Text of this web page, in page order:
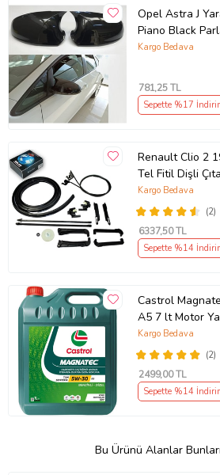
Opel Astra J
Piano Black
Kargo Bedava
781,25 TL
Sepette %17
Renault Clio 2
Tel Fitil Dişli
(2)
Kargo Bedava
6337,50 TL
Sepette %14
Castrol
A5 7 lt Motor
(2)
Kargo Bedava
2499,00 TL
Sepette %14
Bu Ürünü Alanlar